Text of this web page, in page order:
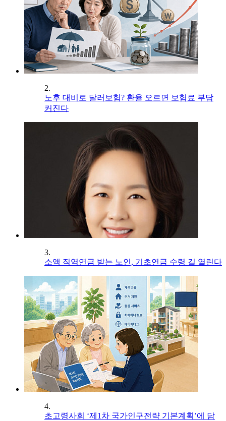
2.
노후 대비로 달러보험? 환율 오르면 보험료 부담
커진다
3.
소액 직역연금 받는 노인, 기초연금 수령 길 열린다
4.
초고령사회 ‘제1차 국가인구전략 기본계획’에 담